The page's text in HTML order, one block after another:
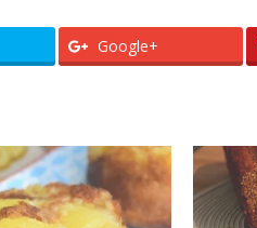
Google+